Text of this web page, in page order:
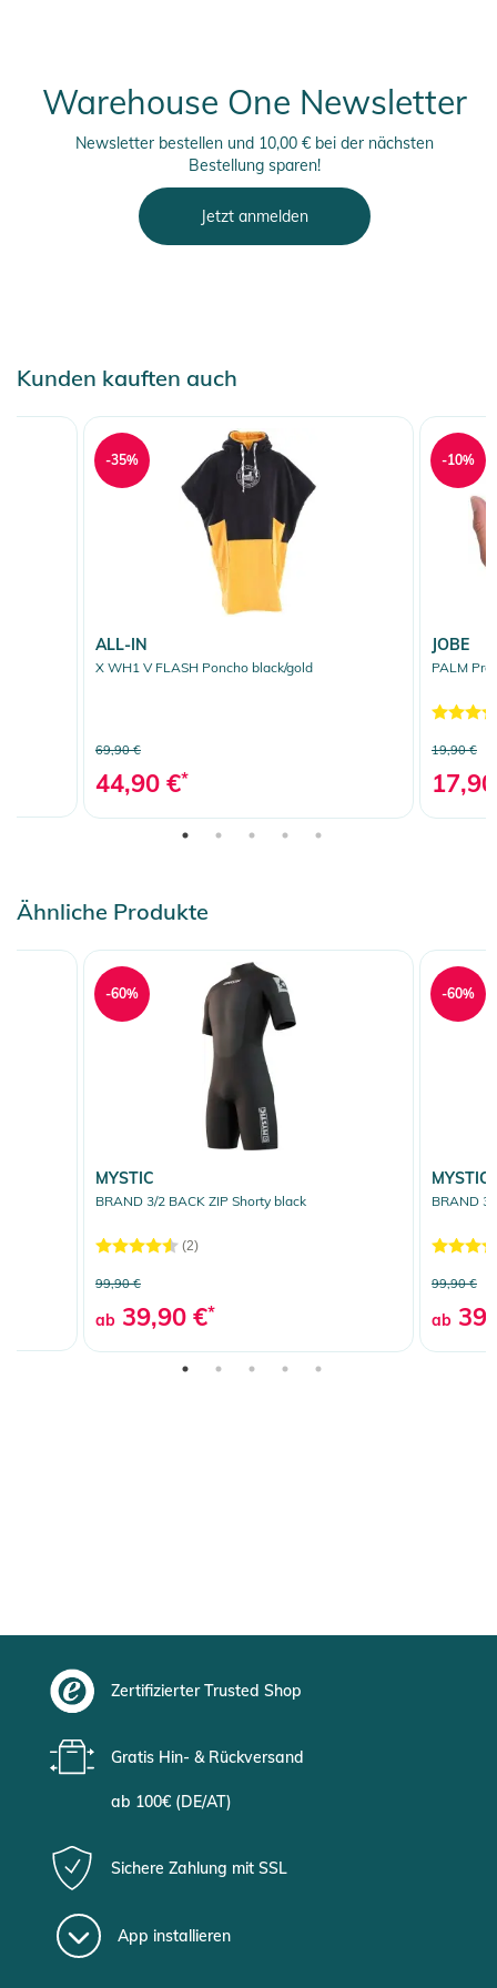
Warehouse One Newsletter
Newsletter bestellen und 10,00 € bei der nächsten
Bestellung sparen!
Jetzt anmelden
Kunden kauften auch
ALL-IN
X WH1 V FLASH Poncho black/gold
69,90 €
44,90 €*
-35%
JOBE
PALM
19,90 €
-10%
Ähnliche Produkte
MYSTIC
BRAND 3/2 BACK ZIP Shorty black
(2)
99,90 €
ab 39,90 €*
-60%
MYSTIC
BRAND
99,90 €
ab
-60%
Zertifizierter Trusted Shop
Gratis Hin- & Rückversand
ab 100€ (DE/AT)
Sichere Zahlung mit SSL
App installieren